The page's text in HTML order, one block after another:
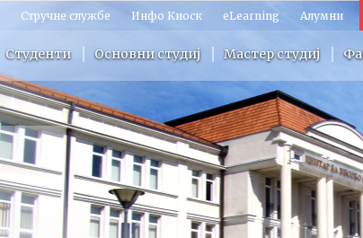
Стручне службе Инфо Киоск eLearning Алумни
Студенти Основни студиј Мастер студиј